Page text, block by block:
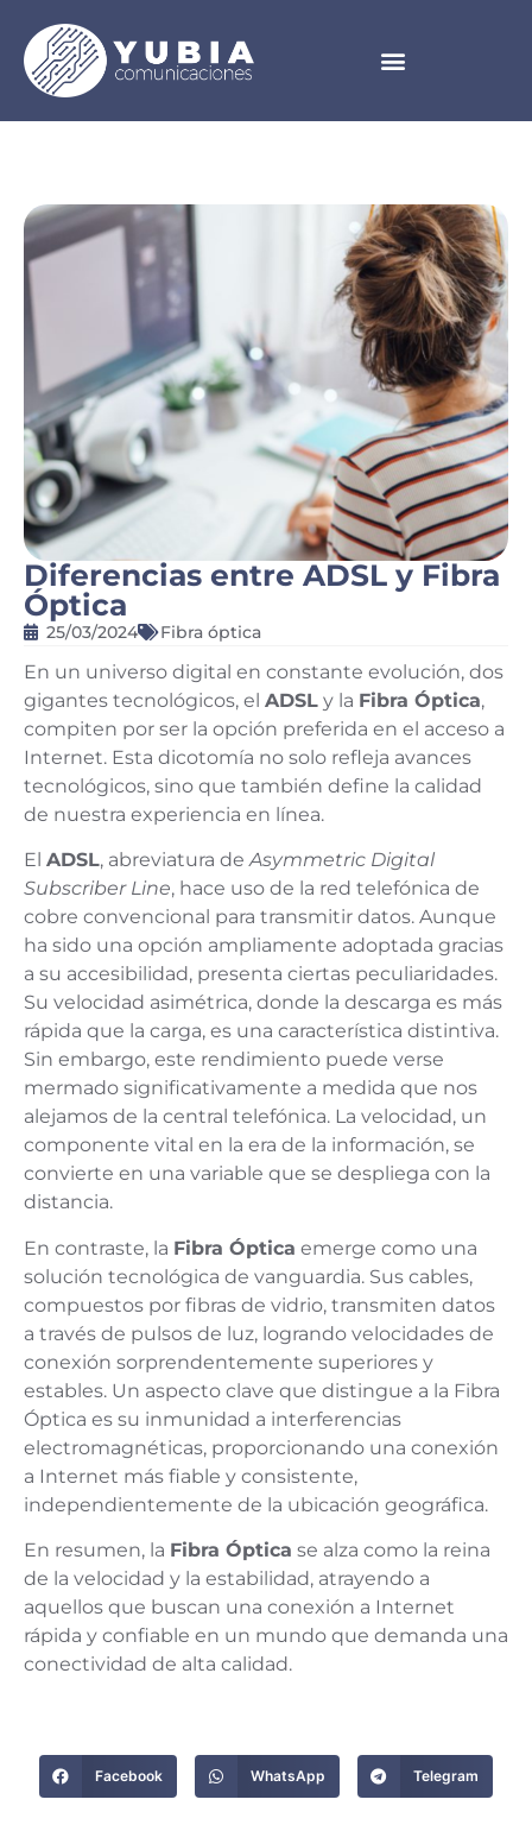
Diferencias entre ADSL y Fibra
Óptica
25/03/2024 Fibra óptica
En un universo digital en constante evolución, dos
gigantes tecnológicos, el ADSL y la Fibra Óptica,
compiten por ser la opción preferida en el acceso a
Internet. Esta dicotomía no solo refleja avances
tecnológicos, sino que también define la calidad
de nuestra experiencia en línea.
El ADSL, abreviatura deAsymmetric Digital
Subscriber Line, hace uso de la red telefónica de
cobre convencional para transmitir datos. Aunque
ha sido una opción ampliamente adoptada gracias
a su accesibilidad, presenta ciertas peculiaridades.
Su velocidad asimétrica, donde la descarga es más
rápida que la carga, es una característica distintiva.
Sin embargo, este rendimiento puede verse
mermado significativamente a medida que nos
alejamos de la central telefónica. La velocidad, un
componente vital en la era de la información, se
convierte en una variable que se despliega con la
distancia.
En contraste, la Fibra Óptica emerge como una
solución tecnológica de vanguardia. Sus cables,
compuestos por fibras de vidrio, transmiten datos
a través de pulsos de luz, logrando velocidades de
conexión sorprendentemente superiores y
estables. Un aspecto clave que distingue a la Fibra
Óptica es su inmunidad a interferencias
electromagnéticas, proporcionando una conexión
a Internet más fiable y consistente,
independientemente de la ubicación geográfica.
En resumen, la Fibra Óptica se alza como la reina
de la velocidad y la estabilidad, atrayendo a
aquellos que buscan una conexión a Internet
rápida y confiable en un mundo que demanda una
conectividad de alta calidad.
Facebook WhatsApp Telegram